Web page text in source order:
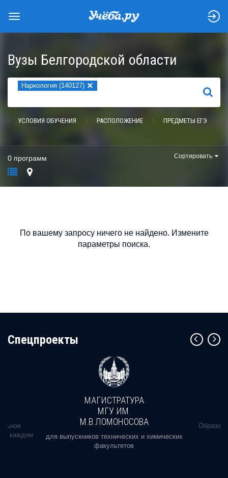
Вузы Белгородской области
Наркология (140127) ×
НАЙТИ
УСЛОВИЯ ОБУЧЕНИЯ РАСПОЛОЖЕНИЕ ПРЕДМЕТЫ ЕГЭ
0 программ Сортировать
По вашему запросу ничего не найдено. Измените
параметры поиска.
Cпецпроекты
в каждом
МАГИСТРАТУРА
МГУ ИМ.
М.В.ЛОМОНОСОВА
для выпускников технических и химических
факультетов